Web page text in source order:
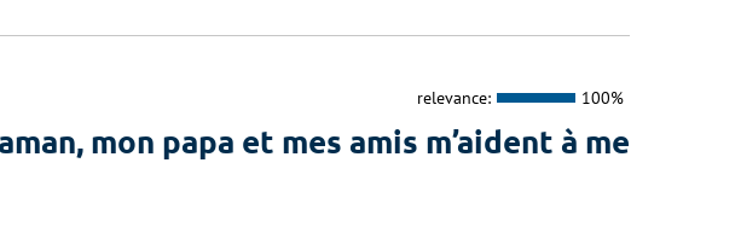
relevance: 100%
mon papa et mes amis m’aident à me